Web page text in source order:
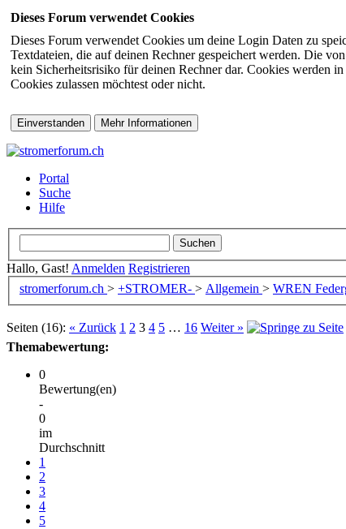
Dieses Forum verwendet Cookies
Dieses Forum verwendet Cookies um deine Login Daten zu
Textdateien, die auf deinen Rechner gespeichert werden. Die
kein Sicherheitsrisiko für deinen Rechner dar. Cookies werden
Cookies zulassen möchtest oder nicht.
Portal
Suche
Hilfe
Hallo, Gast! Anmelden Registrieren
stromerforum.ch > +STROMER- > Allgemein > WREN
Seiten (16): « Zurück 1 2 3 4 5 … 16 Weiter »
Themabewertung:
0
Bewertung(en)
-
0
im
Durchschnitt
1
2
3
4
5